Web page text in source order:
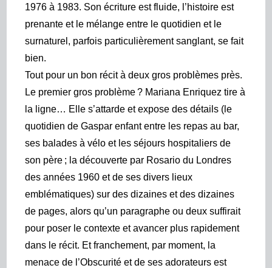
1976 à 1983. Son écriture est fluide, l’histoire est
prenante et le mélange entre le quotidien et le
surnaturel, parfois particulièrement sanglant, se fait
bien.
Tout pour un bon récit à deux gros problèmes près.
Le premier gros problème ? Mariana Enriquez tire à
la ligne… Elle s’attarde et expose des détails (le
quotidien de Gaspar enfant entre les repas au bar,
ses balades à vélo et les séjours hospitaliers de
son père ; la découverte par Rosario du Londres
des années 1960 et de ses divers lieux
emblématiques) sur des dizaines et des dizaines
de pages, alors qu’un paragraphe ou deux suffirait
pour poser le contexte et avancer plus rapidement
dans le récit. Et franchement, par moment, la
menace de l’Obscurité et de ses adorateurs est